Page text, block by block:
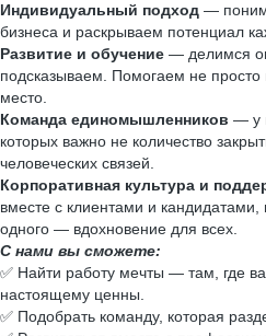
Индивидуальный подход —
бизнеса и раскрываем потенциал
Развитие и обучение — делимся
подсказываем. Помогаем не просто
место.
Команда единомышленников — у
которых важно не количество
человеческих связей.
Корпоративная культура и
вместе с клиентами и
одного — вдохновение для всех.
С нами вы сможете:
✅ Найти работу мечты — там, где
настоящему ценны.
✅ Подобрать команду, которая